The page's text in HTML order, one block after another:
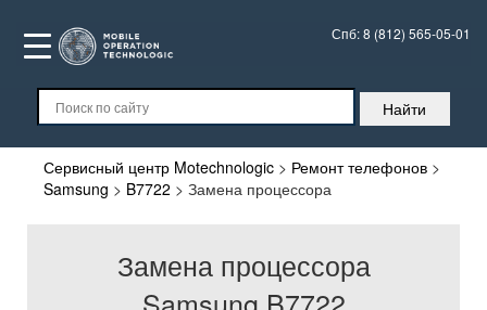
Спб:8 (812) 565-05-01
Сервисный центр Motechnologic > Ремонт телефонов >
Samsung > B7722 > Замена процессора
Замена процессора